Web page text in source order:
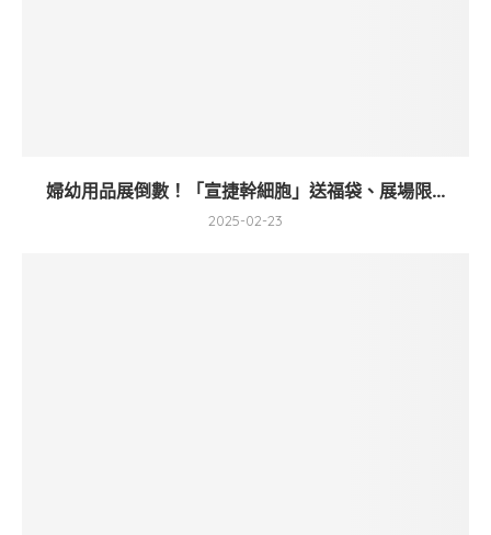
婦幼用品展倒數！「宣捷幹細胞」送福袋、展場限...
2025-02-23